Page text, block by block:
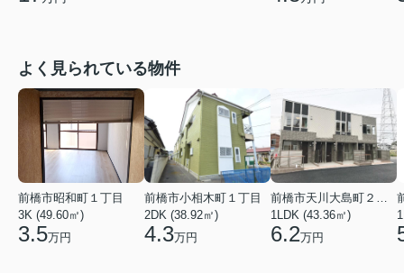
よく見られている物件
前橋市昭和町１丁目
3K (49.60㎡)
3.5万円
前橋市小相木町１丁目
2DK (38.92㎡)
4.3万円
前橋市天川大島町２丁目
1LDK (43.36㎡)
6.2万円